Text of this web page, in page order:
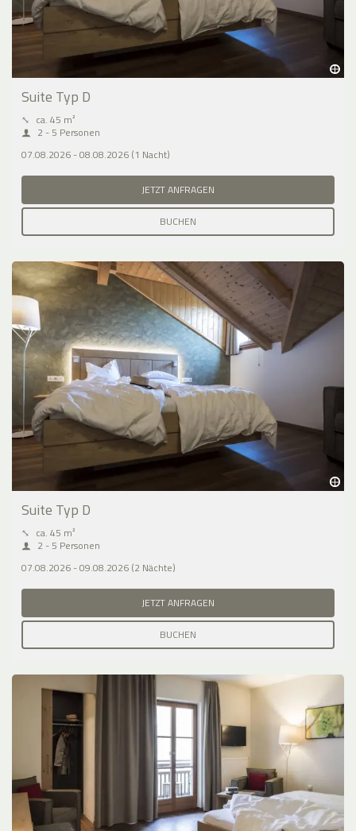
Suite Typ D
⤡ ca. 45 m²
2 - 5 Personen
07.08.2026 - 08.08.2026 (1 Nacht)
JETZT ANFRAGEN
BUCHEN
Suite Typ D
⤡ ca. 45 m²
2 - 5 Personen
07.08.2026 - 09.08.2026 (2 Nächte)
JETZT ANFRAGEN
BUCHEN